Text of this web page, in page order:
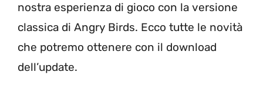
nostra esperienza di gioco con la versione
classica di Angry Birds. Ecco tutte le novità
che potremo ottenere con il download
dell’update.